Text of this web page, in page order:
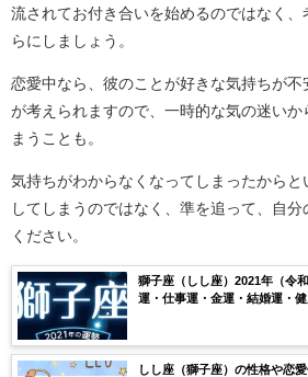
流されてお付き合いを始めるのではなく
らにしましょう。
恋愛中なら、彼のことが好きな気持ちが不
が考えられますので、一時的な気の迷いか
まうことも。
気持ちがわからなくなってしまったからと
してしまうのではなく、準を追って、自
ください。
獅子座（しし座）2021年（令
運・仕事運・金運・結婚運・
しし座（獅子座）の性格や恋